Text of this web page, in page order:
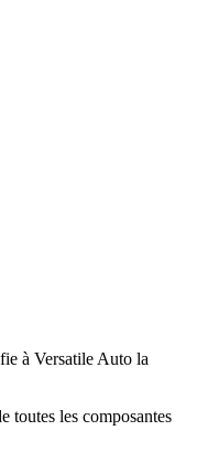
à Versatile Auto la
toutes les composantes